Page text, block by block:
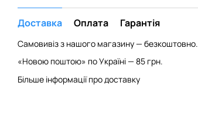
Доставка Оплата Гарантія
Самовивіз з нашого магазину — безкоштовно.
«Новою поштою» по Україні — 85 грн.
Більше інформації про доставку